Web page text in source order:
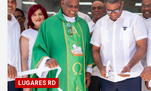
LUGARES RD